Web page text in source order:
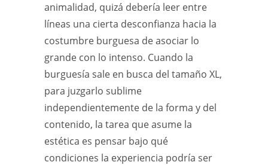
animalidad, quizá debería leer entre
líneas una cierta desconfianza hacia la
costumbre burguesa de asociar lo
grande con lo intenso. Cuando la
burguesía sale en busca del tamaño XL,
para juzgarlo sublime
independientemente de la forma y del
contenido, la tarea que asume la
estética es pensar bajo qué
condiciones la experiencia podría ser